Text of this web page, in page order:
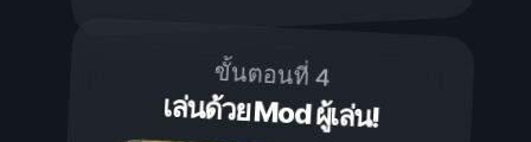
ขั้นตอนที่ 4
เล่นด้วย Mod ผู้เล่น!